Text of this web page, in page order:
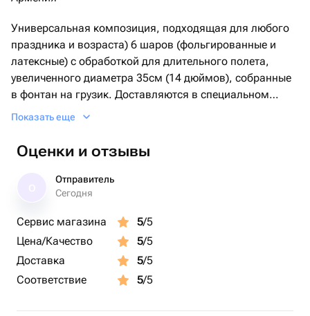
Универсальная композиция, подходящая для любого
праздника и возраста) 6 шаров (фольгированные и
латексные) с обработкой для длительного полета,
увеличенного диаметра 35см (14 дюймов), собранные
в фонтан на грузик. Доставляются в специальном
транспортировочном пакете. Комплектация: 1 звезда
Показать еще
Оценки и отзывы
Отправитель
Сегодня
Сервис магазина 5/5
Цена/Качество
5/5
Доставка
5/5
Соответствие
5/5